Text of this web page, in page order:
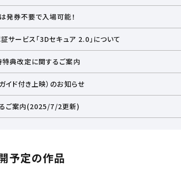
選ぶ
発券不要で入場可能！
サービス「3Dセキュア 2.0」について
特典改定に関するご案内
イド付き上映）のお知らせ
ご案内(2025/7/2更新)
予定の作品